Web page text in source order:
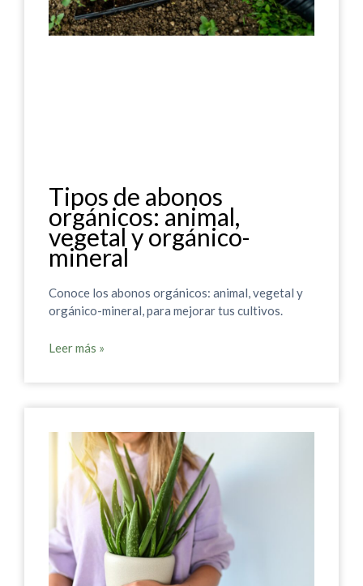
Tipos de abonos
orgánicos: animal,
vegetal y orgánico-
mineral
Conoce los abonos orgánicos: animal, vegetal y
orgánico-mineral, para mejorar tus cultivos.
Leer más »